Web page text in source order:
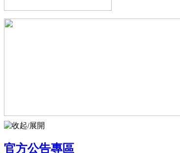
官方公告專區